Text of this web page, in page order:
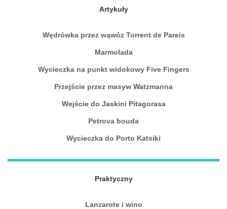
Artykuły
Wędrówka przez wąwóz Torrent de Pareis
Marmolada
Wycieczka na punkt widokowy Five Fingers
Przejście przez masyw Watzmanna
Wejście do Jaskini Pitagorasa
Petrova bouda
Wycieczka do Porto Katsiki
Praktyczny
Lanzarote i wino